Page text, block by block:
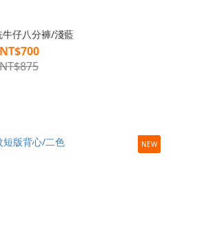
牛仔八分褲/淺藍
NT$875
NEW